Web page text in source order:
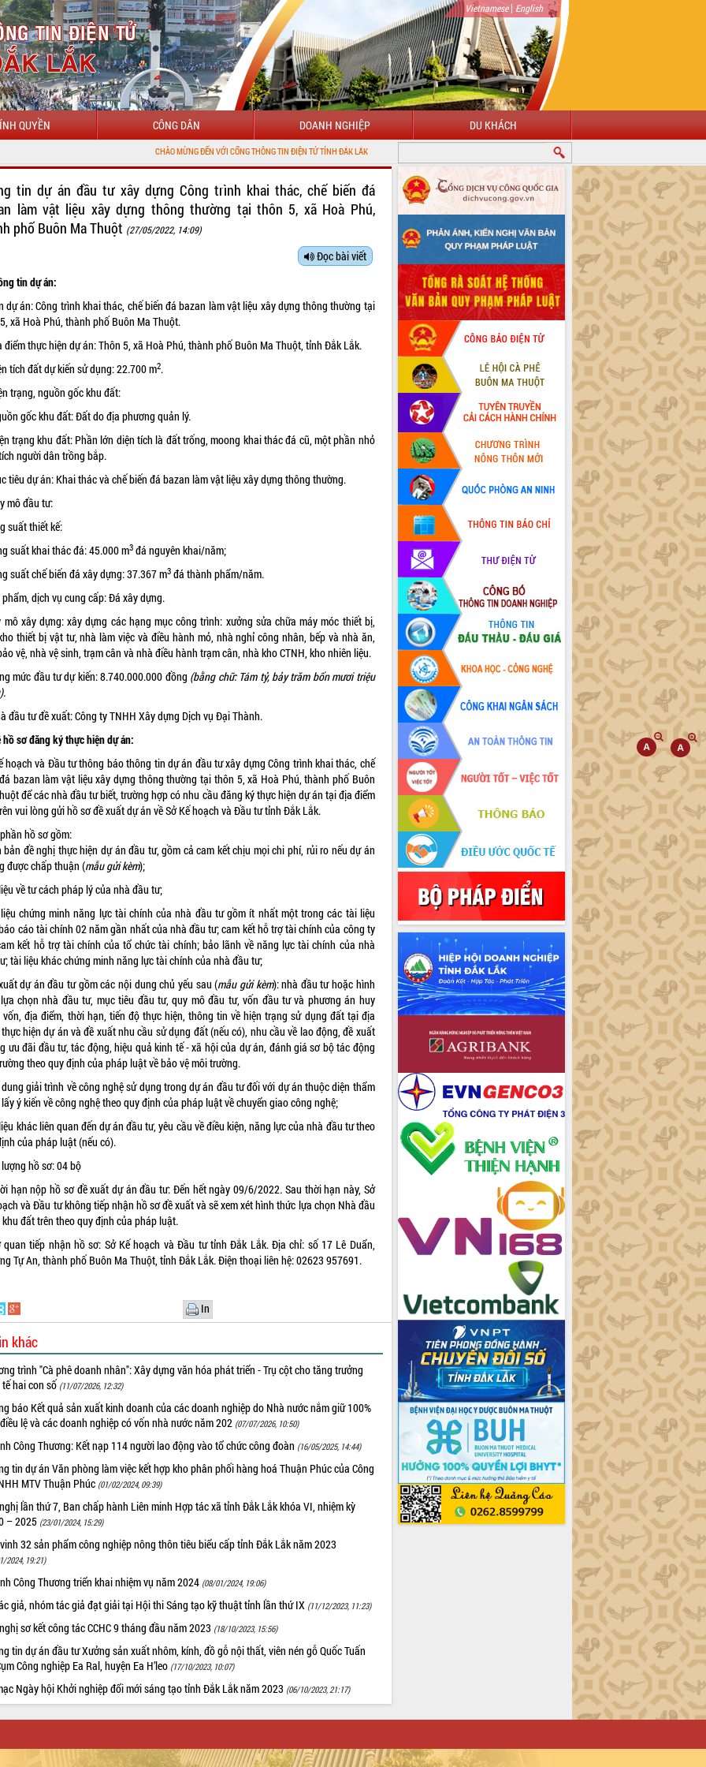
Vietnamese| English
QUYỀN CÔNG DÂN DOANH NGHIỆP DU KHÁCH
CHÀO MỪNG ĐẾN VỚI CỔNG THÔNG TIN ĐIỆN TỬ TỈNH ĐẮK LẮK
tin dự án đầu tư xây dựng Công trình khai thác, chế biến đá
làm vật liệu xây dựng thông thường tại thôn 5, xã Hoà Phú,
phố Buôn Ma Thuột (27/05/2022, 14:09)
Đọc bài viết
tin dự án:
dự án: Công trình khai thác, chế biến đá bazan làm vật liệu xây dựng thông thường tại
xã Hoà Phú, thành phố Buôn Ma Thuột.
điểm thực hiện dự án: Thôn 5, xã Hoà Phú, thành phố Buôn Ma Thuột, tỉnh Đắk Lắk.
tích đất dự kiến sử dụng: 22.700 m2.
trạng, nguồn gốc khu đất:
gốc khu đất: Đất do địa phương quản lý.
trạng khu đất: Phần lớn diện tích là đất trống, moong khai thác đá cũ, một phần nhỏ
người dân trồng bắp.
tiêu dự án: Khai thác và chế biến đá bazan làm vật liệu xây dựng thông thường.
mô đầu tư:
suất thiết kế:
suất khai thác đá: 45.000 m3 đá nguyên khai/năm;
suất chế biến đá xây dựng: 37.367 m3 đá thành phẩm/năm.
phẩm, dịch vụ cung cấp: Đá xây dựng.
mô xây dựng: xây dựng các hạng mục công trình: xưởng sửa chữa máy móc thiết bị,
thiết bị vật tư, nhà làm việc và điều hành mỏ, nhà nghỉ công nhân, bếp và nhà ăn,
vệ, nhà vệ sinh, trạm cân và nhà điều hành trạm cân, nhà kho CTNH, kho nhiên liệu.
mức đầu tư dự kiến: 8.740.000.000 đồng (bằng chữ: Tám tỷ, bảy trăm bốn mươi triệu
đầu tư đề xuất: Công ty TNHH Xây dựng Dịch vụ Đại Thành.
hồ sơ đăng ký thực hiện dự án:
hoạch và Đầu tư thông báo thông tin dự án đầu tư xây dựng Công trình khai thác, chế
bazan làm vật liệu xây dựng thông thường tại thôn 5, xã Hoà Phú, thành phố Buôn
để các nhà đầu tư biết, trường hợp có nhu cầu đăng ký thực hiện dự án tại địa điểm
vui lòng gửi hồ sơ đề xuất dự án về Sở Kế hoạch và Đầu tư tỉnh Đắk Lắk.
hồ sơ gồm:
bản đề nghị thực hiện dự án đầu tư, gồm cả cam kết chịu mọi chi phí, rủi ro nếu dự án
được chấp thuận (mẫu gửi kèm);
về tư cách pháp lý của nhà đầu tư;
chứng minh năng lực tài chính của nhà đầu tư gồm ít nhất một trong các tài liệu
cáo tài chính 02 năm gần nhất của nhà đầu tư; cam kết hỗ trợ tài chính của công ty
kết hỗ trợ tài chính của tổ chức tài chính; bảo lãnh về năng lực tài chính của nhà
tài liệu khác chứng minh năng lực tài chính của nhà đầu tư;
dự án đầu tư gồm các nội dung chủ yếu sau (mẫu gửi kèm): nhà đầu tư hoặc hình
chọn nhà đầu tư, mục tiêu đầu tư, quy mô đầu tư, vốn đầu tư và phương án huy
vốn, địa điểm, thời hạn, tiến độ thực hiện, thông tin về hiện trạng sử dụng đất tại địa
hiện dự án và đề xuất nhu cầu sử dụng đất (nếu có), nhu cầu về lao động, đề xuất
ưu đãi đầu tư, tác động, hiệu quả kinh tế - xã hội của dự án, đánh giá sơ bộ tác động
theo quy định của pháp luật về bảo vệ môi trường.
giải trình về công nghệ sử dụng trong dự án đầu tư đối với dự án thuộc diện thẩm
ý kiến về công nghệ theo quy định của pháp luật về chuyển giao công nghệ;
khác liên quan đến dự án đầu tư, yêu cầu về điều kiện, năng lực của nhà đầu tư theo
của pháp luật (nếu có).
lượng hồ sơ: 04 bộ
hạn nộp hồ sơ đề xuất dự án đầu tư: Đến hết ngày 09/6/2022. Sau thời hạn này, Sở
và Đầu tư không tiếp nhận hồ sơ đề xuất và sẽ xem xét hình thức lựa chọn Nhà đầu
đất trên theo quy định của pháp luật.
quan tiếp nhận hồ sơ: Sở Kế hoạch và Đầu tư tỉnh Đắk Lắk. Địa chỉ: số 17 Lê Duẩn,
Tự An, thành phố Buôn Ma Thuột, tỉnh Đắk Lắk. Điện thoại liên hệ: 02623 957691.
In
khác
trình "Cà phê doanh nhân": Xây dựng văn hóa phát triển - Trụ cột cho tăng trưởng
hai con số (11/07/2026, 12:32)
báo Kết quả sản xuất kinh doanh của các doanh nghiệp do Nhà nước nắm giữ 100%
lệ và các doanh nghiệp có vốn nhà nước năm 202 (07/07/2026, 10:50)
Công Thương: Kết nạp 114 người lao động vào tổ chức công đoàn (16/05/2025, 14:44)
tin dự án Văn phòng làm việc kết hợp kho phân phối hàng hoá Thuận Phúc của Công
MTV Thuận Phúc (01/02/2024, 09:39)
lần thứ 7, Ban chấp hành Liên minh Hợp tác xã tỉnh Đắk Lắk khóa VI, nhiệm kỳ
– 2025 (23/01/2024, 15:29)
32 sản phẩm công nghiệp nông thôn tiêu biểu cấp tỉnh Đắk Lắk năm 2023
2024, 19:21)
Công Thương triển khai nhiệm vụ năm 2024 (08/01/2024, 19:06)
giả, nhóm tác giả đạt giải tại Hội thi Sáng tạo kỹ thuật tỉnh lần thứ IX (11/12/2023, 11:23)
sơ kết công tác CCHC 9 tháng đầu năm 2023 (18/10/2023, 15:56)
tin dự án đầu tư Xưởng sản xuất nhôm, kính, đồ gỗ nội thất, viên nén gỗ Quốc Tuấn
Công nghiệp Ea Ral, huyện Ea H’leo (17/10/2023, 10:07)
Ngày hội Khởi nghiệp đổi mới sáng tạo tỉnh Đắk Lắk năm 2023 (06/10/2023, 21:17)